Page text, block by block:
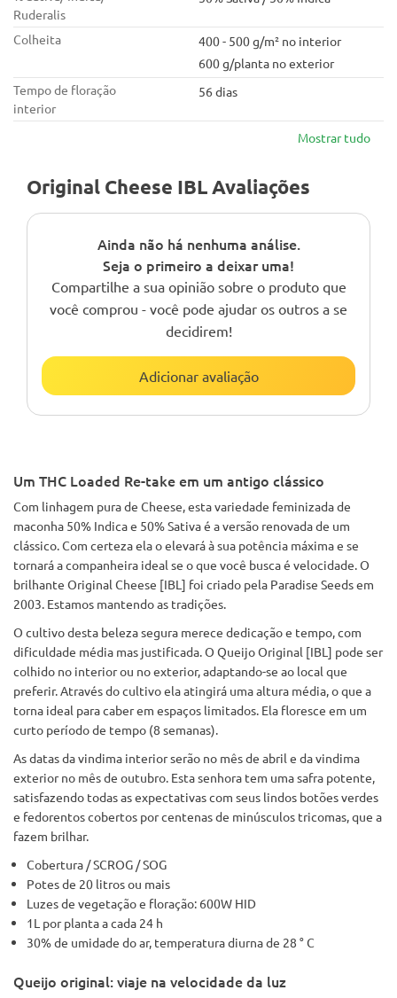
Ruderalis
Colheita
400 - 500 g/m² no interior
600 g/planta no exterior
Tempo de floração
interior
56 dias
Mostrar tudo
Original Cheese IBL Avaliações
Ainda não há nenhuma análise.
Seja o primeiro a deixar uma!
Compartilhe a sua opinião sobre o produto que
você comprou - você pode ajudar os outros a se
decidirem!
Adicionar avaliação
Um THC Loaded Re-take em um antigo clássico
Com linhagem pura de Cheese, esta variedade feminizada de
maconha 50% Indica e 50% Sativa é a versão renovada de um
clássico. Com certeza ela o elevará à sua potência máxima e se
tornará a companheira ideal se o que você busca é velocidade. O
brilhante Original Cheese [IBL] foi criado pela Paradise Seeds em
2003. Estamos mantendo as tradições.
O cultivo desta beleza segura merece dedicação e tempo, com
dificuldade média mas justificada. O Queijo Original [IBL] pode ser
colhido no interior ou no exterior, adaptando-se ao local que
preferir. Através do cultivo ela atingirá uma altura média, o que a
torna ideal para caber em espaços limitados. Ela floresce em um
curto período de tempo (8 semanas).
As datas da vindima interior serão no mês de abril e da vindima
exterior no mês de outubro. Esta senhora tem uma safra potente,
satisfazendo todas as expectativas com seus lindos botões verdes
e fedorentos cobertos por centenas de minúsculos tricomas, que a
fazem brilhar.
Cobertura / SCROG / SOG
Potes de 20 litros ou mais
Luzes de vegetação e floração: 600W HID
1L por planta a cada 24 h
30% de umidade do ar, temperatura diurna de 28 ° C
Queijo original: viaje na velocidade da luz